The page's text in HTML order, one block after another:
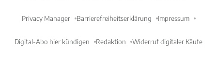
Privacy Manager Barrierefreiheitserklärung Impressum
Digital-Abo hier kündigen Redaktion Widerruf digitaler Käufe